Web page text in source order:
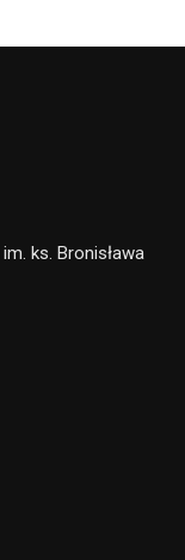
ks. Bronisława